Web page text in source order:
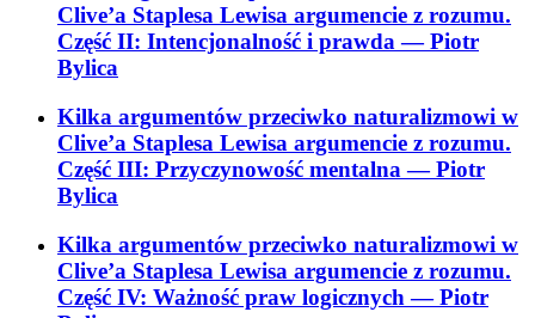
Clive’a Staplesa Lewisa argumencie z rozumu.
Część II: Intencjonalność i prawda— Piotr
Bylica
Kilka argumentów przeciwko naturalizmowi w
Clive’a Staplesa Lewisa argumencie z rozumu.
Część III: Przyczynowość mentalna— Piotr
Bylica
Kilka argumentów przeciwko naturalizmowi w
Clive’a Staplesa Lewisa argumencie z rozumu.
Część IV: Ważność praw logicznych— Piotr